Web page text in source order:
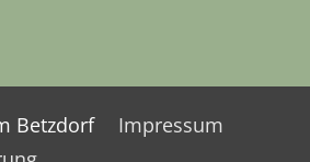
Betzdorf
Impressum